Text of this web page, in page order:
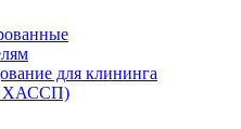
для клининга
ХАССП)